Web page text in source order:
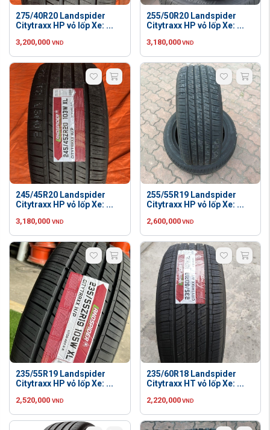
275/40R20 Landspider
Citytraxx HP vỏ lốp Xe: ...
3,200,000 VND
255/50R20 Landspider
Citytraxx HP vỏ lốp Xe: ...
3,180,000 VND
245/45R20 Landspider
Citytraxx HP vỏ lốp Xe: ...
3,180,000 VND
255/55R19 Landspider
Citytraxx HP vỏ lốp Xe: ...
2,600,000 VND
235/55R19 Landspider
Citytraxx HP vỏ lốp Xe: ...
2,520,000 VND
235/60R18 Landspider
Citytraxx HT vỏ lốp Xe: ...
2,220,000 VND